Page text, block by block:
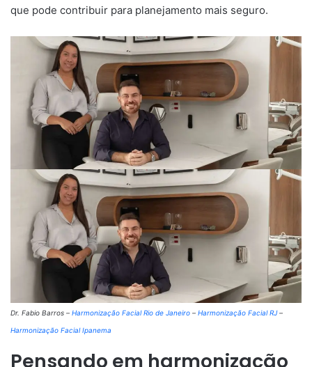
que pode contribuir para planejamento mais seguro.
Dr. Fabio Barros – Harmonização Facial Rio de Janeiro – Harmonização Facial RJ–
Harmonização Facial Ipanema
Pensando em harmonização